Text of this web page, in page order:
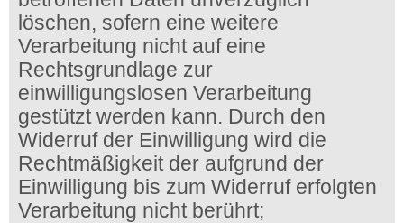
löschen, sofern eine weitere
Verarbeitung nicht auf eine
Rechtsgrundlage zur
einwilligungslosen Verarbeitung
gestützt werden kann. Durch den
Widerruf der Einwilligung wird die
Rechtmäßigkeit der aufgrund der
Einwilligung bis zum Widerruf erfolgten
Verarbeitung nicht berührt;